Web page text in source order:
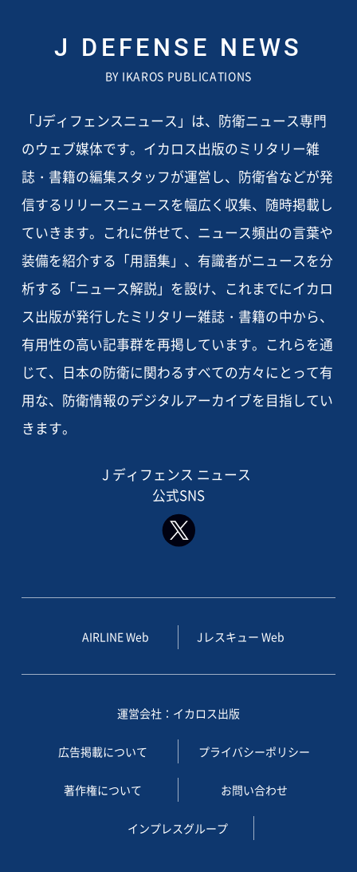
J DEFENSE NEWS
BY IKAROS PUBLICATIONS
「Jディフェンスニュース」は、防衛ニュース専門
のウェブ媒体です。イカロス出版のミリタリー雑
誌・書籍の編集スタッフが運営し、防衛省などが発
信するリリースニュースを幅広く収集、随時掲載し
ていきます。これに併せて、ニュース頻出の言葉や
装備を紹介する「用語集」、有識者がニュースを分
析する「ニュース解説」を設け、これまでにイカロ
ス出版が発行したミリタリー雑誌・書籍の中から、
有用性の高い記事群を再掲しています。これらを通
じて、日本の防衛に関わるすべての方々にとって有
用な、防衛情報のデジタルアーカイブを目指してい
きます。
J ディフェンス ニュース
公式SNS
AIRLINE Web Jレスキュー Web
運営会社：イカロス出版
広告掲載について プライバシーポリシー
著作権について お問い合わせ
インプレスグループ